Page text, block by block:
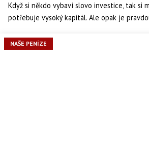
Když si někdo vybaví slovo investice, tak si
potřebuje vysoký kapitál. Ale opak je
bez větší námahy.
NAŠE PENÍZE